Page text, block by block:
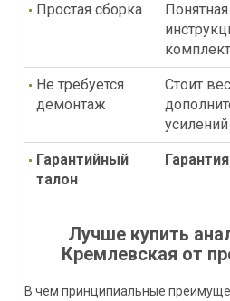
Простая сборка
Понятная
Не требуется
демонтаж
Стоит
усилений
Гарантийный
талон
Гарантия
Лучше купить
Кремлевская от
В чем принципиальные